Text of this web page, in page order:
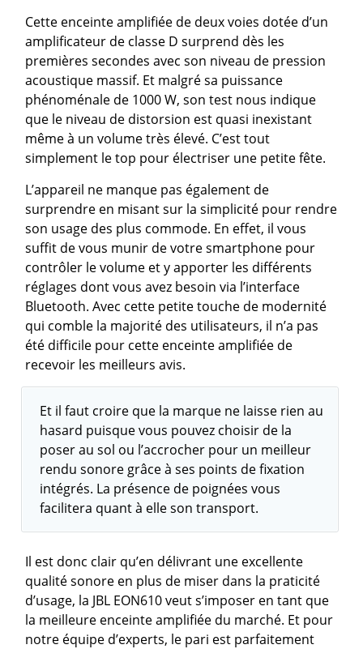
Cette enceinte amplifiée de deux voies dotée d’un
amplificateur de classe D surprend dès les
premières secondes avec son niveau de pression
acoustique massif. Et malgré sa puissance
phénoménale de 1000 W, son test nous indique
que le niveau de distorsion est quasi inexistant
même à un volume très élevé. C’est tout
simplement le top pour électriser une petite fête.
L’appareil ne manque pas également de
surprendre en misant sur la simplicité pour rendre
son usage des plus commode. En effet, il vous
suffit de vous munir de votre smartphone pour
contrôler le volume et y apporter les différents
réglages dont vous avez besoin via l’interface
Bluetooth. Avec cette petite touche de modernité
qui comble la majorité des utilisateurs, il n’a pas
été difficile pour cette enceinte amplifiée de
recevoir les meilleurs avis.
Et il faut croire que la marque ne laisse rien au
hasard puisque vous pouvez choisir de la
poser au sol ou l’accrocher pour un meilleur
rendu sonore grâce à ses points de fixation
intégrés. La présence de poignées vous
facilitera quant à elle son transport.
Il est donc clair qu’en délivrant une excellente
qualité sonore en plus de miser dans la praticité
d’usage, la JBL EON610 veut s’imposer en tant que
la meilleure enceinte amplifiée du marché. Et pour
notre équipe d’experts, le pari est parfaitement